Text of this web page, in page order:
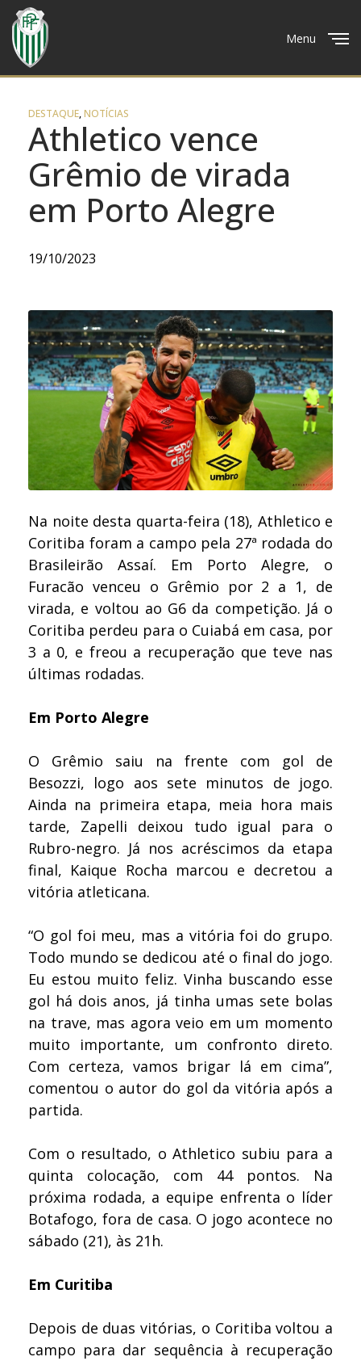
Menu
DESTAQUE,NOTÍCIAS
Athletico vence
Grêmio de virada
em Porto Alegre
19/10/2023
Na noite desta quarta-feira (18), Athletico e
Coritiba foram a campo pela 27ª rodada do
Brasileirão Assaí. Em Porto Alegre, o
Furacão venceu o Grêmio por 2 a 1, de
virada, e voltou ao G6 da competição. Já o
Coritiba perdeu para o Cuiabá em casa, por
3 a 0, e freou a recuperação que teve nas
últimas rodadas.
Em Porto Alegre
O Grêmio saiu na frente com gol de
Besozzi, logo aos sete minutos de jogo.
Ainda na primeira etapa, meia hora mais
tarde, Zapelli deixou tudo igual para o
Rubro-negro. Já nos acréscimos da etapa
final, Kaique Rocha marcou e decretou a
vitória atleticana.
“O gol foi meu, mas a vitória foi do grupo.
Todo mundo se dedicou até o final do jogo.
Eu estou muito feliz. Vinha buscando esse
gol há dois anos, já tinha umas sete bolas
na trave, mas agora veio em um momento
muito importante, um confronto direto.
Com certeza, vamos brigar lá em cima”,
comentou o autor do gol da vitória após a
partida.
Com o resultado, o Athletico subiu para a
quinta colocação, com 44 pontos. Na
próxima rodada, a equipe enfrenta o líder
Botafogo, fora de casa. O jogo acontece no
sábado (21), às 21h.
Em Curitiba
Depois de duas vitórias, o Coritiba voltou a
campo para dar sequência à recuperação